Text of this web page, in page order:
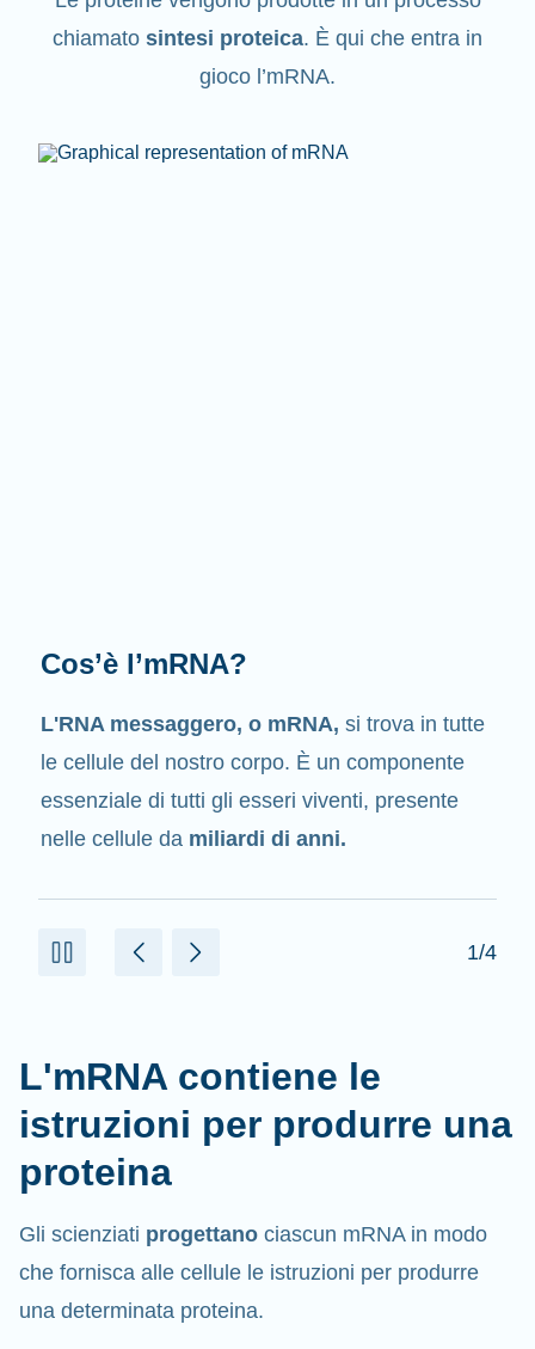
chiamato sintesi proteica. È qui che entra in
gioco l’mRNA.
Cosa fa l'mRNA?
Come suggerisce il nome stesso, l’mRNA è un
messaggero. Interagisce con altri componenti
delle cellule, i quali intervengono nella sintesi
delle proteine.
2/4
L'mRNA contiene le
istruzioni per produrre una
proteina
Gli scienziati progettano ciascun mRNA in modo
che fornisca alle cellule le istruzioni per produrre
una determinata proteina.